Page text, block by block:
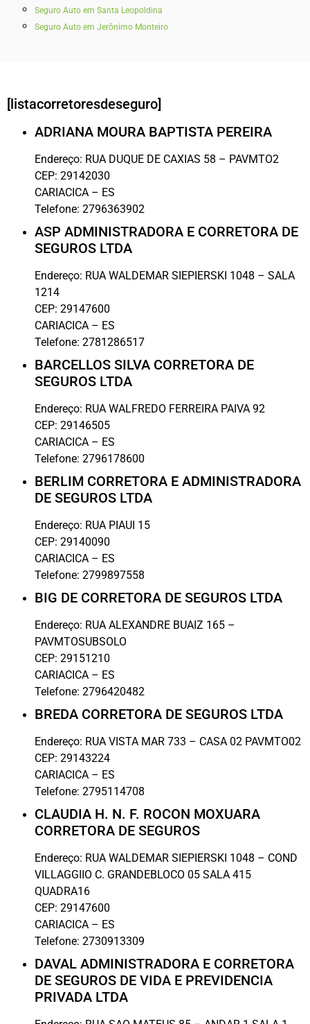
Seguro Auto em Santa Leopoldina
Seguro Auto em Jerônimo Monteiro
[listacorretoresdeseguro]
ADRIANA MOURA BAPTISTA PEREIRA
Endereço: RUA DUQUE DE CAXIAS 58 – PAVMTO2
CEP: 29142030
CARIACICA – ES
Telefone: 2796363902
ASP ADMINISTRADORA E CORRETORA DE
SEGUROS LTDA
Endereço: RUA WALDEMAR SIEPIERSKI 1048 – SALA
1214
CEP: 29147600
CARIACICA – ES
Telefone: 2781286517
BARCELLOS SILVA CORRETORA DE
SEGUROS LTDA
Endereço: RUA WALFREDO FERREIRA PAIVA 92
CEP: 29146505
CARIACICA – ES
Telefone: 2796178600
BERLIM CORRETORA E ADMINISTRADORA
DE SEGUROS LTDA
Endereço: RUA PIAUI 15
CEP: 29140090
CARIACICA – ES
Telefone: 2799897558
BIG DE CORRETORA DE SEGUROS LTDA
Endereço: RUA ALEXANDRE BUAIZ 165 –
PAVMTOSUBSOLO
CEP: 29151210
CARIACICA – ES
Telefone: 2796420482
BREDA CORRETORA DE SEGUROS LTDA
Endereço: RUA VISTA MAR 733 – CASA 02 PAVMTO02
CEP: 29143224
CARIACICA – ES
Telefone: 2795114708
CLAUDIA H. N. F. ROCON MOXUARA
CORRETORA DE SEGUROS
Endereço: RUA WALDEMAR SIEPIERSKI 1048 – COND
VILLAGGIIO C. GRANDEBLOCO 05 SALA 415
QUADRA16
CEP: 29147600
CARIACICA – ES
Telefone: 2730913309
DAVAL ADMINISTRADORA E CORRETORA
DE SEGUROS DE VIDA E PREVIDENCIA
PRIVADA LTDA